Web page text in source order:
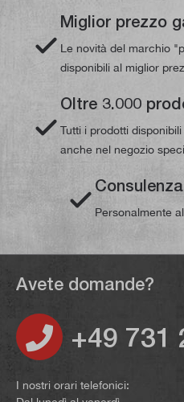
Miglior prezzo
Le novità del marchio
disponibili al miglior
Oltre 3.000
Tutti i prodotti
anche nel negozio
Personalmente
Avete domande?
+49 731
I nostri orari telefonici: